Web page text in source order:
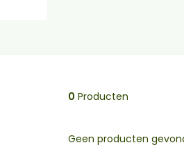
0 Producten
Geen producten